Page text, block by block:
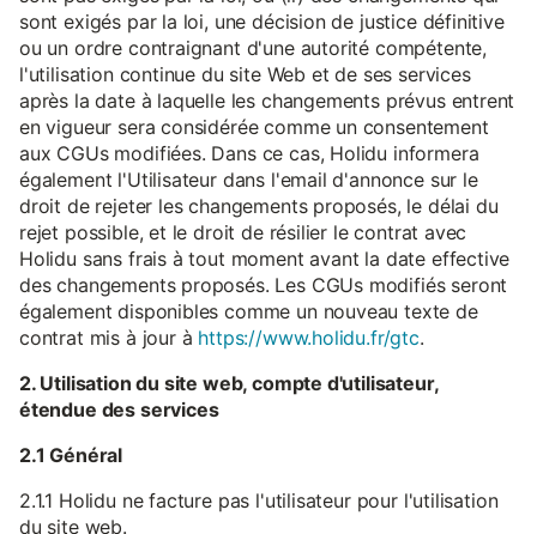
sont exigés par la loi, une décision de justice définitive
ou un ordre contraignant d'une autorité compétente,
l'utilisation continue du site Web et de ses services
après la date à laquelle les changements prévus entrent
en vigueur sera considérée comme un consentement
aux CGUs modifiées. Dans ce cas, Holidu informera
également l'Utilisateur dans l'email d'annonce sur le
droit de rejeter les changements proposés, le délai du
rejet possible, et le droit de résilier le contrat avec
Holidu sans frais à tout moment avant la date effective
des changements proposés. Les CGUs modifiés seront
également disponibles comme un nouveau texte de
contrat mis à jour à https://www.holidu.fr/gtc.
2. Utilisation du site web, compte d'utilisateur,
étendue des services
2.1 Général
2.1.1 Holidu ne facture pas l'utilisateur pour l'utilisation
du site web.